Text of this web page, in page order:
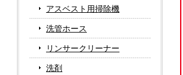
アスベスト用掃除機
洗管ホース
リンサークリーナー
洗剤